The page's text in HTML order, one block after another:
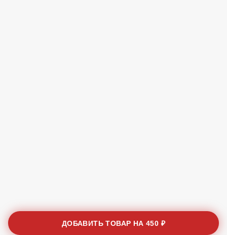
ДОБАВИТЬ ТОВАР НА450 ₽